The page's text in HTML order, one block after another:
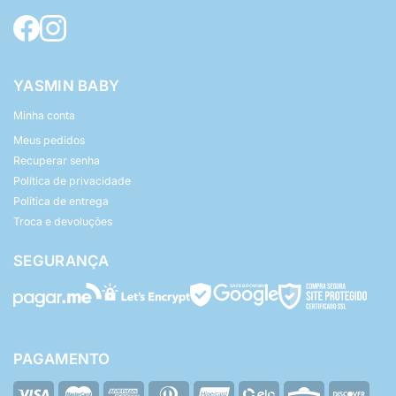
YASMIN BABY
Minha conta
Meus pedidos
Recuperar senha
Política de privacidade
Política de entrega
Troca e devoluções
SEGURANÇA
PAGAMENTO